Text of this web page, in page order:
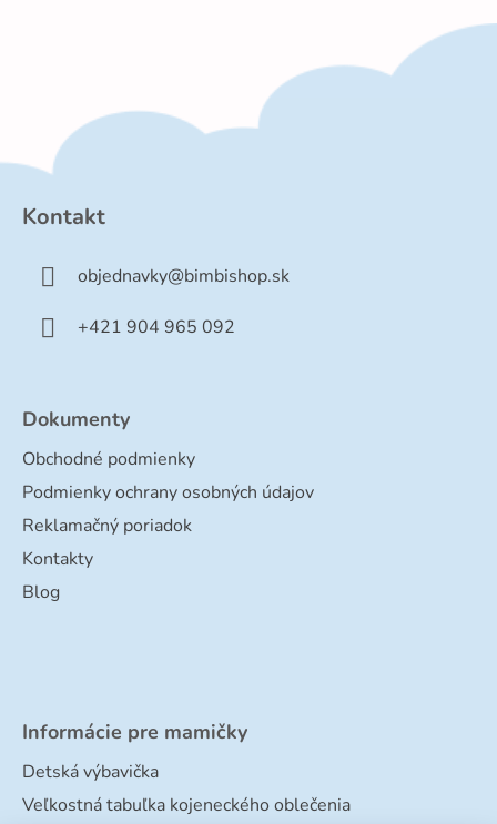
Kontakt
objednavky@bimbishop.sk
+421 904 965 092
Dokumenty
Obchodné podmienky
Podmienky ochrany osobných údajov
Reklamačný poriadok
Kontakty
Blog
Informácie pre mamičky
Detská výbavička
Veľkostná tabuľka kojeneckého oblečenia